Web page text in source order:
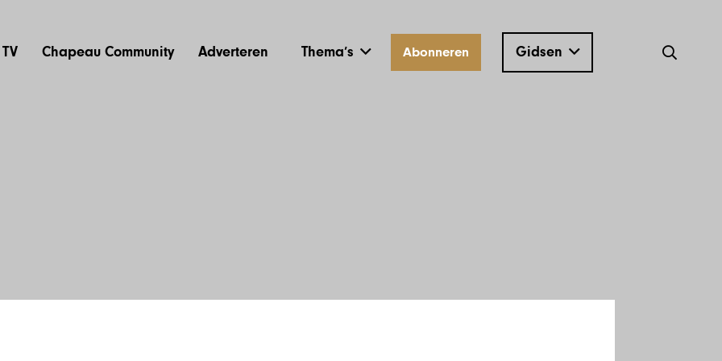
Chapeau Community Adverteren Thema’s Abonneren Gidsen